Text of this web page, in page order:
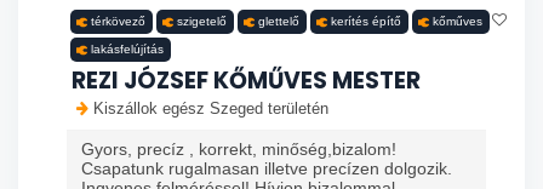
térkövező szigetelő glettelő kerítés építő kőműves
lakásfelújítás
REZI JÓZSEF KŐMŰVES MESTER
Kiszállok egész Szeged területén
Gyors, precíz , korrekt, minőség,bizalom!
Csapatunk rugalmasan illetve precízen dolgozik.